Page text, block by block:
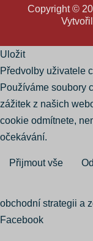
Copyright ©
Uložit
Předvolby uživatele
Používáme soubory
zážitek z našich
cookie odmítnete,
očekávání.
Přijmout vše
obchodní strategii a
Facebook